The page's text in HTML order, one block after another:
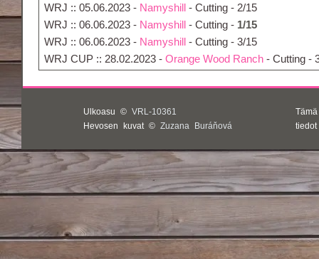
WRJ :: 05.06.2023 - Namyshill
- Cutting - 2/15
WRJ :: 06.06.2023 - Namyshill - Cutting - 1/15
WRJ :: 06.06.2023 - Namyshill
- Cutting - 3/15
WRJ CUP :: 28.02.2023 - Orange Wood Ranch - Cutting -
Ulkoasu © VRL-10361
Hevosen kuvat © Zuzana Buráňová